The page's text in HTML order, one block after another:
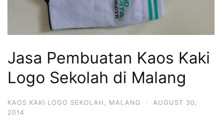
Jasa Pembuatan Kaos Kaki
Logo Sekolah di Malang
KAOS KAKI LOGO SEKOLAH MALANG ·
AUGUST 30,
2014